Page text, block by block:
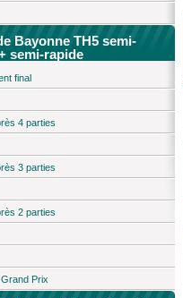
Bayonne TH5 semi-
semi-rapide
final
4 parties
3 parties
2 parties
Grand Prix